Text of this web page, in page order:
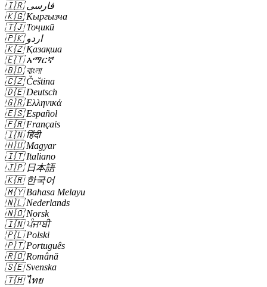
🇮🇷 فارسی
🇰🇬 Кыргызча
🇹🇯 Тоҷикӣ
🇵🇰 اردو
🇰🇿 Қазақша
🇪🇹 አማርኛ
🇧🇩 বাংলা
🇨🇿 Čeština
🇩🇪 Deutsch
🇬🇷 Ελληνικά
🇪🇸 Español
🇫🇷 Français
🇮🇳 हिंदी
🇭🇺 Magyar
🇮🇹 Italiano
🇯🇵 日本語
🇰🇷 한국어
🇲🇾 Bahasa Melayu
🇳🇱 Nederlands
🇳🇴 Norsk
🇮🇳 ਪੰਜਾਬੀ
🇵🇱 Polski
🇵🇹 Português
🇷🇴 Română
🇸🇪 Svenska
🇹🇭 ไทย